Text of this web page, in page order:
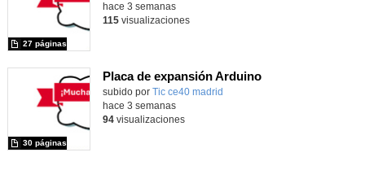
27 páginas
hace 3 semanas
115visualizaciones
Placa de expansión Arduino
Contenido educativo.
subido por Tic ce40 madrid
30 páginas
hace 3 semanas
94visualizaciones